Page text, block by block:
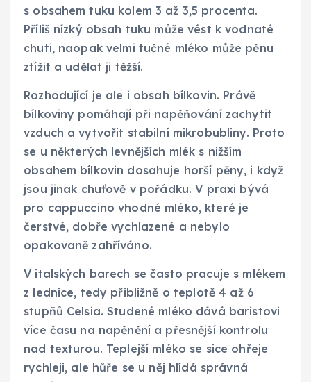
s obsahem tuku kolem 3 až 3,5 procenta.
Příliš nízký obsah tuku může vést k vodnaté
chuti, naopak velmi tučné mléko může pěnu
ztížit a udělat ji těžší.
Rozhodující je ale i obsah bílkovin. Právě
bílkoviny pomáhají při napěňování zachytit
vzduch a vytvořit stabilní mikrobubliny. Proto
se u některých levnějších mlék s nižším
obsahem bílkovin dosahuje horší pěny, i když
jsou jinak chuťově v pořádku. V praxi bývá
pro cappuccino vhodné mléko, které je
čerstvé, dobře vychlazené a nebylo
opakovaně zahříváno.
V italských barech se často pracuje s mlékem
z lednice, tedy přibližně o teplotě 4 až 6
stupňů Celsia. Studené mléko dává baristovi
více času na napěnění a přesnější kontrolu
nad texturou. Teplejší mléko se sice ohřeje
rychleji, ale hůře se u něj hlídá správná